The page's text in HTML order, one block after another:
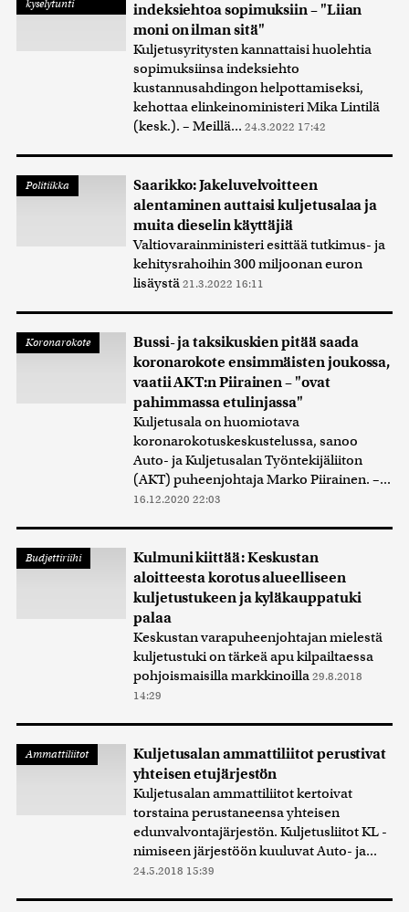
kyselytunti
indeksiehtoa sopimuksiin – "Liian
moni on ilman sitä"
Kuljetusyritysten kannattaisi huolehtia
sopimuksiinsa indeksiehto
kustannusahdingon helpottamiseksi,
kehottaa elinkeinoministeri Mika Lintilä
(kesk.). – Meillä... 24.3.2022 17:42
Politiikka
Saarikko: Jakeluvelvoitteen
alentaminen auttaisi kuljetusalaa ja
muita dieselin käyttäjiä
Valtiovarainministeri esittää tutkimus- ja
kehitysrahoihin 300 miljoonan euron
lisäystä 21.3.2022 16:11
Koronarokote
Bussi- ja taksikuskien pitää saada
koronarokote ensimmäisten joukossa,
vaatii AKT:n Piirainen – "ovat
pahimmassa etulinjassa"
Kuljetusala on huomiotava
koronarokotuskeskustelussa, sanoo
Auto- ja Kuljetusalan Työntekijäliiton
(AKT) puheenjohtaja Marko Piirainen. –...
16.12.2020 22:03
Budjettiriihi
Kulmuni kiittää: Keskustan
aloitteesta korotus alueelliseen
kuljetustukeen ja kyläkauppatuki
palaa
Keskustan varapuheenjohtajan mielestä
kuljetustuki on tärkeä apu kilpailtaessa
pohjoismaisilla markkinoilla 29.8.2018
14:29
Ammattiliitot
Kuljetusalan ammattiliitot perustivat
yhteisen etujärjestön
Kuljetusalan ammattiliitot kertoivat
torstaina perustaneensa yhteisen
edunvalvontajärjestön. Kuljetusliitot KL -
nimiseen järjestöön kuuluvat Auto- ja...
24.5.2018 15:39